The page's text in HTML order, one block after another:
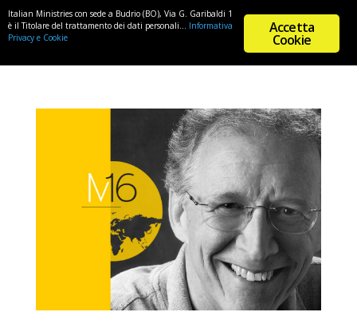
Accetta
Cookie
Italian Ministries con sede a Budrio (BO), Via G. Garibaldi 1
è il Titolare del trattamento dei dati personali... Informativa
Privacy e Cookie